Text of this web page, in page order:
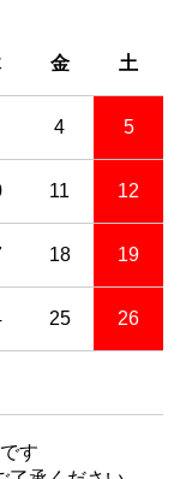
金 土
4 5
11 12
18 19
25 26
です